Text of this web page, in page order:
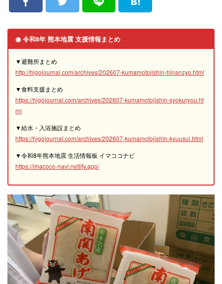
◉ 令和8年 熊本地震 支援情報まとめ
▼避難所まとめ
http://higojournal.com/archives/202607-kumamotojishin-hinanzyo.html
▼食料支援まとめ
https://higojournal.com/archives/202607-kumamotojishin-syokuryou.ht
ml
▼給水・入浴施設まとめ
https://higojournal.com/archives/202607-kumamotojishin-kyuusui.html
▼令和8年熊本地震 生活情報板 イマココナビ
https://imacoco-navi.netlify.app/